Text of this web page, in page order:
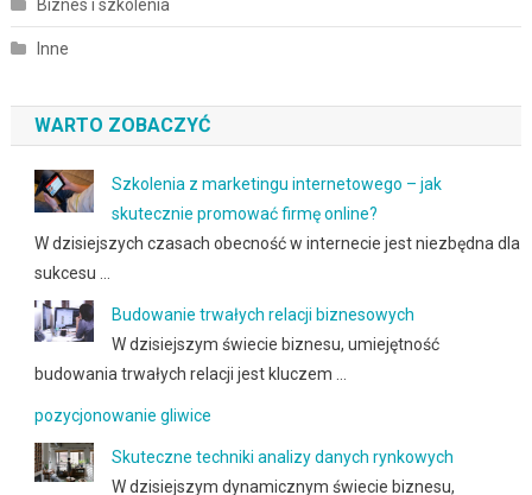
Biznes i szkolenia
Inne
WARTO ZOBACZYĆ
Szkolenia z marketingu internetowego – jak
skutecznie promować firmę online?
W dzisiejszych czasach obecność w internecie jest niezbędna dla
sukcesu …
Budowanie trwałych relacji biznesowych
W dzisiejszym świecie biznesu, umiejętność
budowania trwałych relacji jest kluczem …
pozycjonowanie gliwice
Skuteczne techniki analizy danych rynkowych
W dzisiejszym dynamicznym świecie biznesu,